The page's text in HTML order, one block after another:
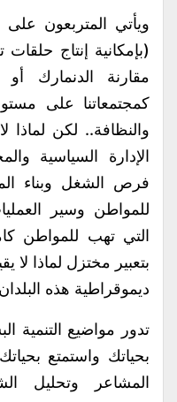
ويأتي المتربعون
(بإمكانية إنتاج
مقارنة الدنمارك
كمجتمعاتنا على
والنظافة.. لكن
الإدارة السياسية
فرص الشغل وبناء
للمواطن وسير
التي تهب للمواطن
بتعبير مختزل لماذا لا
ديموقراطية هذه
تدور مواضيع التنمية
بحياتك واستمتع
المشاعر وتحليل